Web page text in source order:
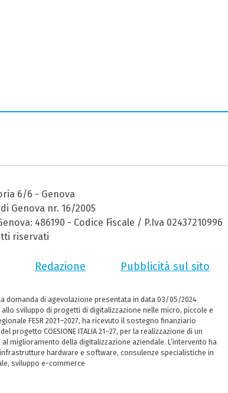
6/6 - Genova
Genova nr. 16/2005
486190 - Codice Fiscale / P.Iva 02437210996
riservati
Redazione Pubblicità sul sito
domanda di agevolazione presentata in data 03/05/2024
allo sviluppo di progetti di digitalizzazione nelle micro, piccole e
FESR 2021–2027, ha ricevuto il sostegno finanziario
progetto COESIONE ITALIA 21–27, per la realizzazione di un
miglioramento della digitalizzazione aziendale. L’intervento ha
hardware e software, consulenze specialistiche in
sviluppo e-commerce